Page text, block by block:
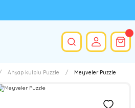
Ahşap kulplu Puzzle Meyveler Puzzle